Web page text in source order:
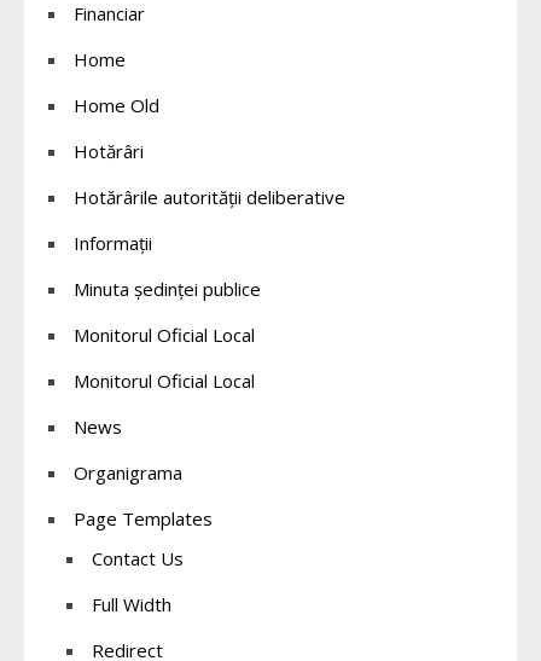
Financiar
Home
Home Old
Hotărâri
Hotărârile autorității deliberative
Informații
Minuta ședinței publice
Monitorul Oficial Local
Monitorul Oficial Local
News
Organigrama
Page Templates
Contact Us
Full Width
Redirect